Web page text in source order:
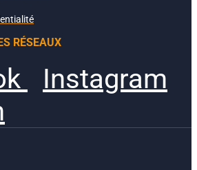
RÉSEAUX
Instagram